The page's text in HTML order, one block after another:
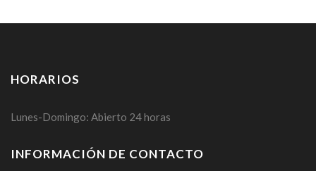
HORARIOS
Lunes-Domingo: Abierto 24 horas
INFORMACIÓN DE CONTACTO